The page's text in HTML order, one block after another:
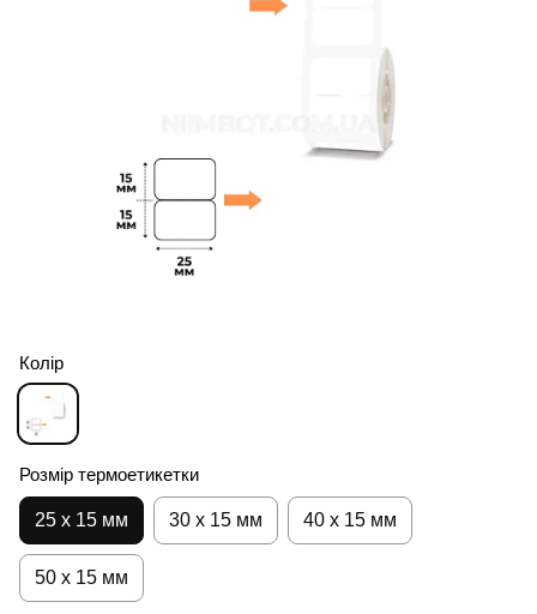
Колір
Розмір термоетикетки
25 х 15 мм 30 х 15 мм 40 х 15 мм
50 х 15 мм